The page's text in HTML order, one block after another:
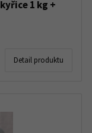
1 kg +
Detail produktu